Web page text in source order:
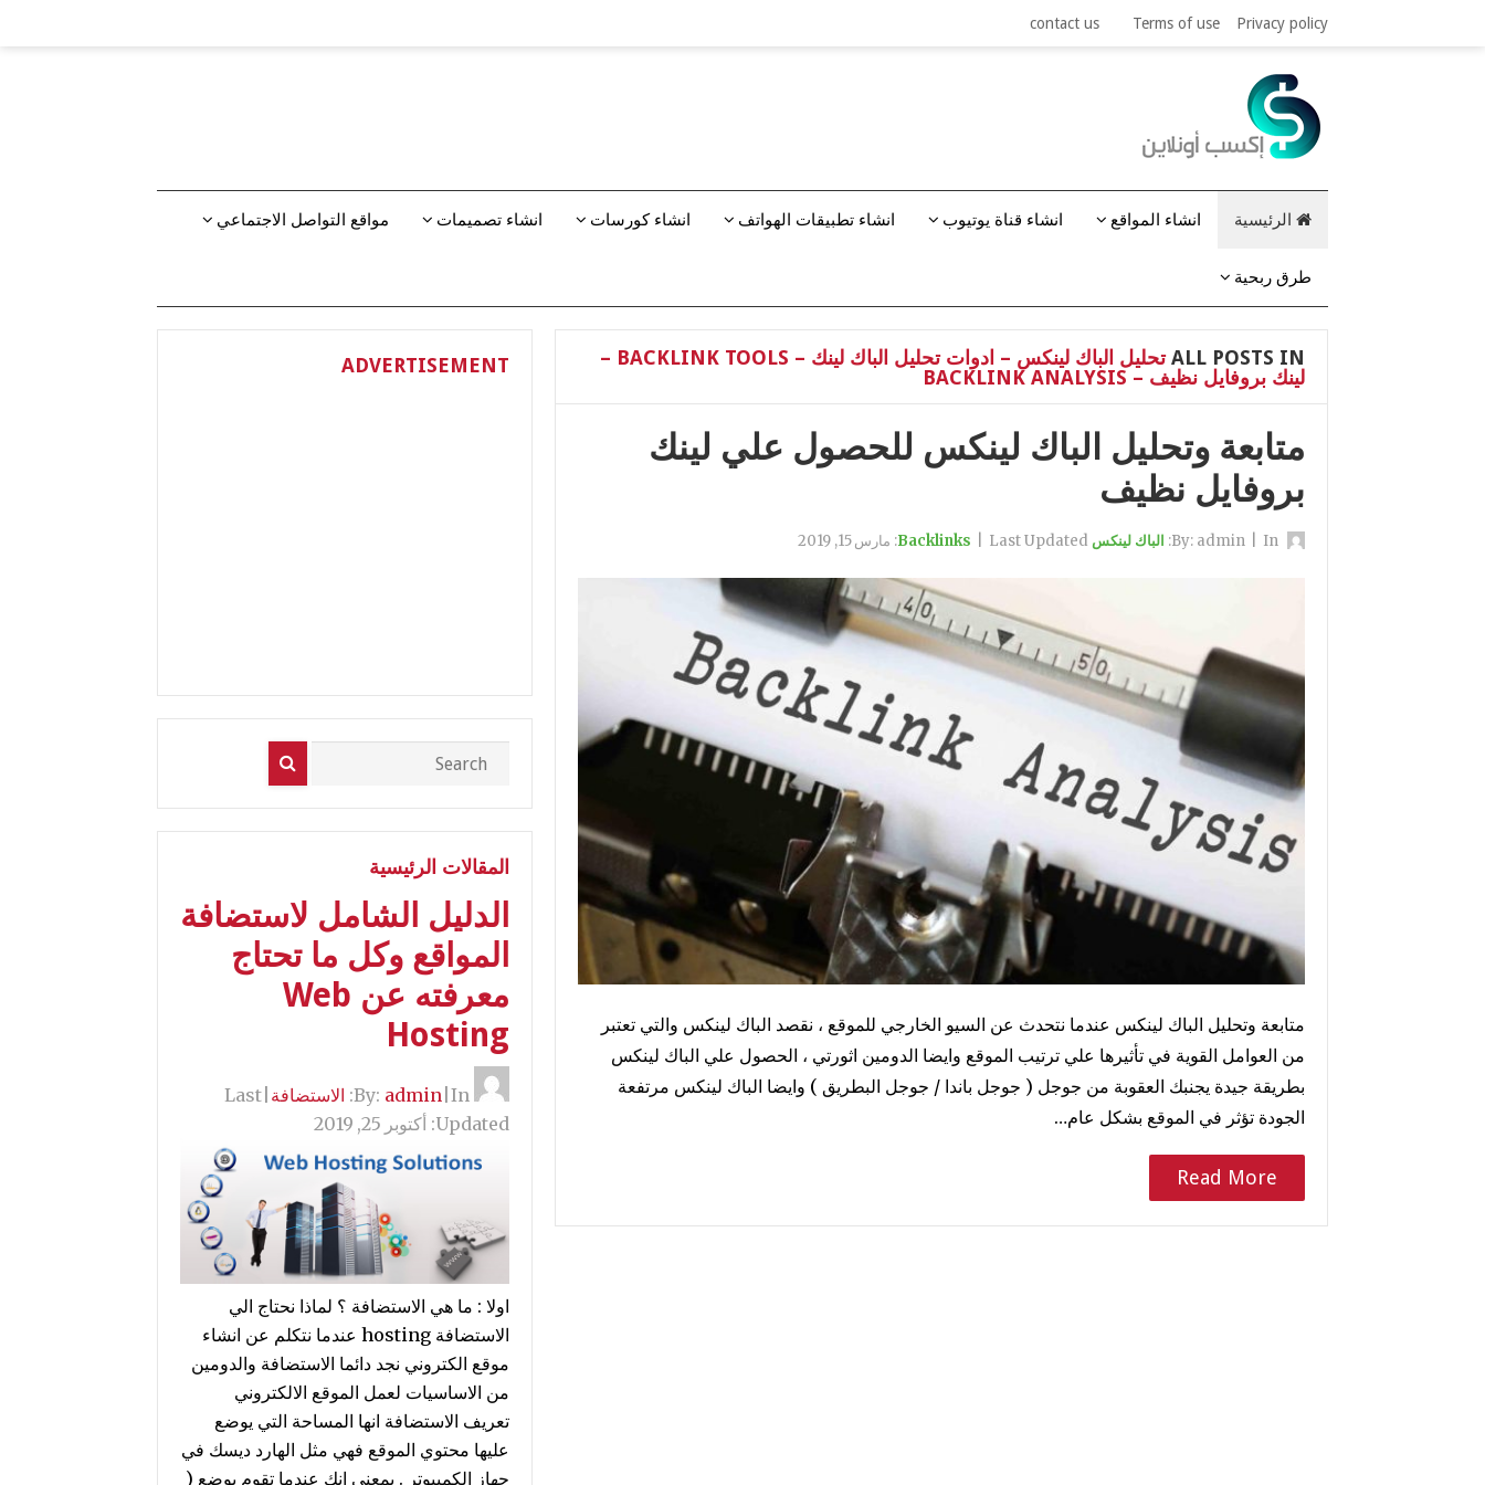
Privacy policy
Terms of use
contact us
الرئيسية انشاء المواقع انشاء قناة يوتيوب انشاء تطبيقات الهواتف انشاء كورسات انشاء تصميمات مواقع التواصل الاجتماعي
طرق ربحية
ALL POSTS IN
تحليل الباك لينكس – ادوات تحليل الباك لينك – BACKLINK TOOLS –
لينك بروفايل نظيف – BACKLINK ANALYSIS
متابعة وتحليل الباك لينكس للحصول علي لينك
بروفايل نظيف
admin In: الباك لينكس Backlinks Last Updated: مارس 15, 2019
متابعة وتحليل الباك لينكس عندما نتحدث عن السيو الخارجي للموقع ، نقصد الباك لينكس والتي تعتبر
من العوامل القوية في تأثيرها علي ترتيب الموقع وايضا الدومين اثورتي ، الحصول علي الباك لينكس
بطريقة جيدة يجنبك العقوبة من جوجل ( جوجل باندا / جوجل البطريق ) وايضا الباك لينكس مرتفعة
الجودة تؤثر في الموقع بشكل عام…
Read More
ADVERTISEMENT
المقالات الرئيسية
الدليل الشامل لاستضافة
المواقع وكل ما تحتاج
معرفته عن Web
Hosting
admin In: الاستضافة Last
Updated: أكتوبر 25, 2019
اولا : ما هي الاستضافة ؟ لماذا نحتاج الي
الاستضافة hosting عندما نتكلم عن انشاء
موقع الكتروني نجد دائما الاستضافة والدومين
من الاساسيات لعمل الموقع الالكتروني
تعريف الاستضافة انها المساحة التي يوضع
عليها محتوي الموقع فهي مثل الهارد ديسك في
جهاز الكمبيوتر . بمعني انك عندما تقوم بوضع (